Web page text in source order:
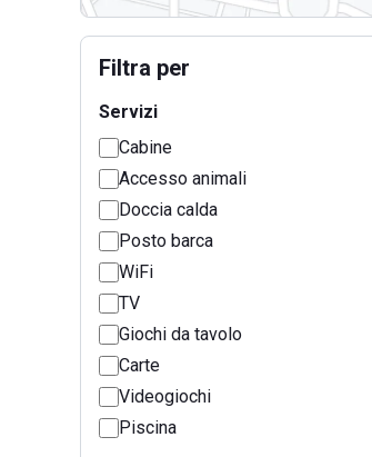
Filtra per
Servizi
Cabine
Accesso animali
Doccia calda
Posto barca
WiFi
TV
Giochi da tavolo
Carte
Videogiochi
Piscina